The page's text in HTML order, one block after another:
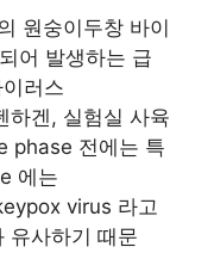
원숭이두창 바이
어 발생하는 급
러스
겐, 실험실 사육
phase 전에는 특
에는
virus 라고
유사하기 때문